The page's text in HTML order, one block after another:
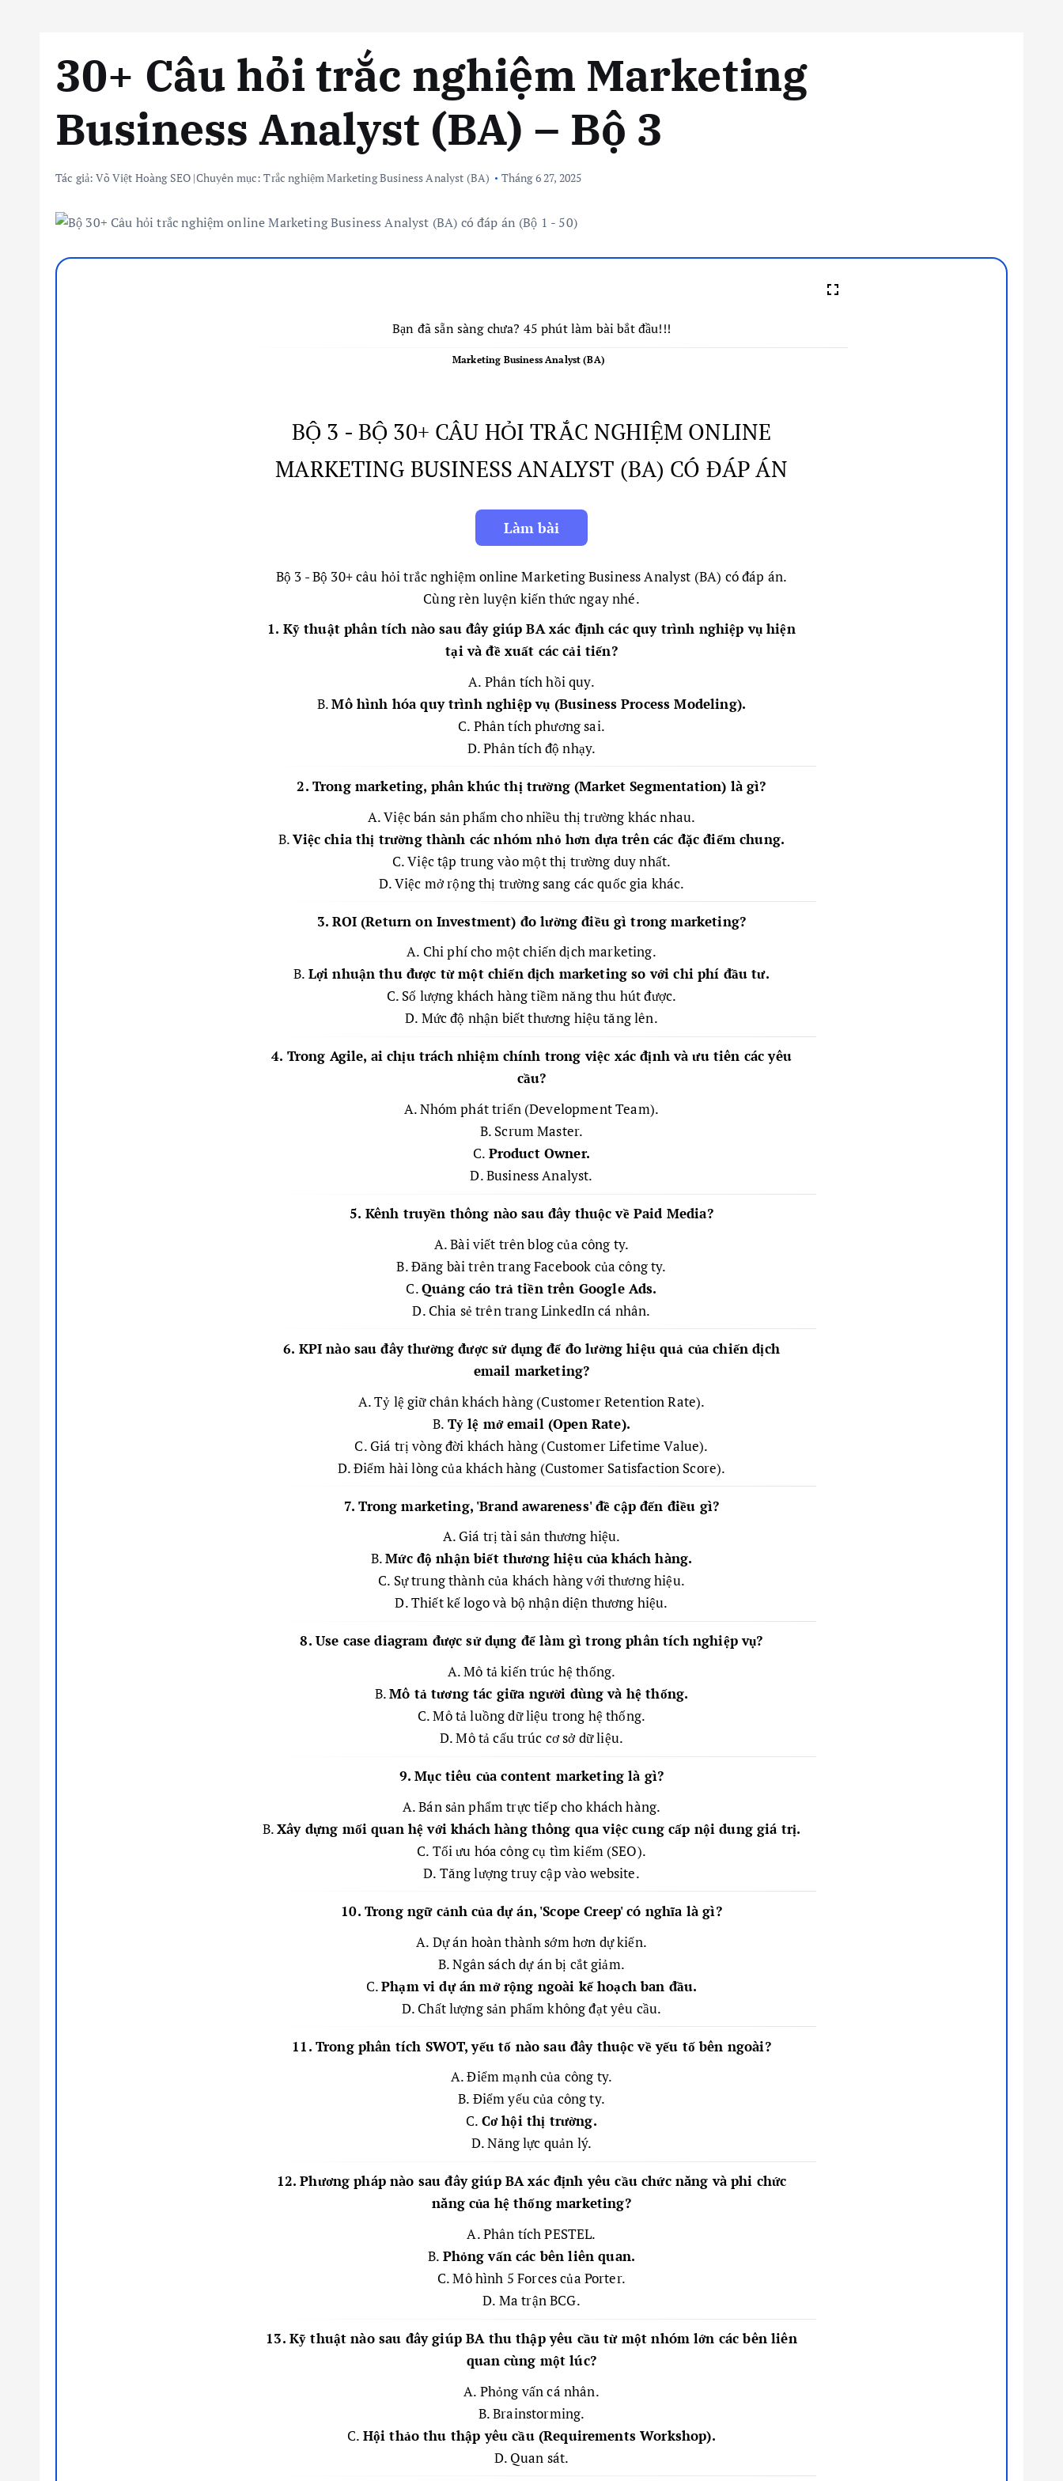
30+ Câu hỏi trắc nghiệm Marketing
Business Analyst (BA) – Bộ 3
Tác giả:Võ Việt Hoàng SEO |Chuyên mục:Trắc nghiệm Marketing Business Analyst (BA) Tháng 6 27, 2025
Bạn đã sẵn sàng chưa? 45 phút làm bài bắt đầu!!!
Marketing Business Analyst (BA)
BỘ 3 - BỘ 30+ CÂU HỎI TRẮC NGHIỆM ONLINE
MARKETING BUSINESS ANALYST (BA) CÓ ĐÁP ÁN
Bộ 3 - Bộ 30+ câu hỏi trắc nghiệm online Marketing Business Analyst (BA) có đáp án.
Cùng rèn luyện kiến thức ngay nhé.
1. Kỹ thuật phân tích nào sau đây giúp BA xác định các quy trình nghiệp vụ hiện
tại và đề xuất các cải tiến?
A. Phân tích hồi quy.
B.Mô hình hóa quy trình nghiệp vụ (Business Process Modeling).
C. Phân tích phương sai.
D. Phân tích độ nhạy.
2. Trong marketing, phân khúc thị trường (Market Segmentation) là gì?
A. Việc bán sản phẩm cho nhiều thị trường khác nhau.
B.Việc chia thị trường thành các nhóm nhỏ hơn dựa trên các đặc điểm chung.
C. Việc tập trung vào một thị trường duy nhất.
D. Việc mở rộng thị trường sang các quốc gia khác.
3. ROI (Return on Investment) đo lường điều gì trong marketing?
A. Chi phí cho một chiến dịch marketing.
B. Lợi nhuận thu được từ một chiến dịch marketing so với chi phí đầu tư.
C. Số lượng khách hàng tiềm năng thu hút được.
D. Mức độ nhận biết thương hiệu tăng lên.
4. Trong Agile, ai chịu trách nhiệm chính trong việc xác định và ưu tiên các yêu
cầu?
A. Nhóm phát triển (Development Team).
B. Scrum Master.
C. Product Owner.
D. Business Analyst.
5. Kênh truyền thông nào sau đây thuộc về Paid Media?
A. Bài viết trên blog của công ty.
B. Đăng bài trên trang Facebook của công ty.
C.Quảng cáo trả tiền trên Google Ads.
D. Chia sẻ trên trang LinkedIn cá nhân.
6. KPI nào sau đây thường được sử dụng để đo lường hiệu quả của chiến dịch
email marketing?
A. Tỷ lệ giữ chân khách hàng (Customer Retention Rate).
B. Tỷ lệ mở email (Open Rate).
C. Giá trị vòng đời khách hàng (Customer Lifetime Value).
D. Điểm hài lòng của khách hàng (Customer Satisfaction Score).
7. Trong marketing, 'Brand awareness' đề cập đến điều gì?
A. Giá trị tài sản thương hiệu.
B.Mức độ nhận biết thương hiệu của khách hàng.
C. Sự trung thành của khách hàng với thương hiệu.
D. Thiết kế logo và bộ nhận diện thương hiệu.
8. Use case diagram được sử dụng để làm gì trong phân tích nghiệp vụ?
A. Mô tả kiến trúc hệ thống.
B.Mô tả tương tác giữa người dùng và hệ thống.
C. Mô tả luồng dữ liệu trong hệ thống.
D. Mô tả cấu trúc cơ sở dữ liệu.
9. Mục tiêu của content marketing là gì?
A. Bán sản phẩm trực tiếp cho khách hàng.
B.Xây dựng mối quan hệ với khách hàng thông qua việc cung cấp nội dung giá trị.
C. Tối ưu hóa công cụ tìm kiếm (SEO).
D. Tăng lượng truy cập vào website.
10. Trong ngữ cảnh của dự án, 'Scope Creep' có nghĩa là gì?
A. Dự án hoàn thành sớm hơn dự kiến.
B. Ngân sách dự án bị cắt giảm.
C.Phạm vi dự án mở rộng ngoài kế hoạch ban đầu.
D. Chất lượng sản phẩm không đạt yêu cầu.
11. Trong phân tích SWOT, yếu tố nào sau đây thuộc về yếu tố bên ngoài?
A. Điểm mạnh của công ty.
B. Điểm yếu của công ty.
C. Cơ hội thị trường.
D. Năng lực quản lý.
12. Phương pháp nào sau đây giúp BA xác định yêu cầu chức năng và phi chức
năng của hệ thống marketing?
A. Phân tích PESTEL.
B. Phỏng vấn các bên liên quan.
C. Mô hình 5 Forces của Porter.
D. Ma trận BCG.
13. Kỹ thuật nào sau đây giúp BA thu thập yêu cầu từ một nhóm lớn các bên liên
quan cùng một lúc?
A. Phỏng vấn cá nhân.
B. Brainstorming.
C. Hội thảo thu thập yêu cầu (Requirements Workshop).
D. Quan sát.